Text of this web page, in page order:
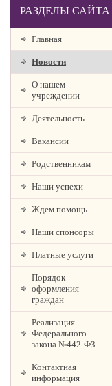
РАЗДЕЛЫ САЙТА
Главная
Новости
О нашем
учреждении
Деятельность
Вакансии
Родственникам
Наши успехи
Ждем помощь
Наши спонсоры
Платные услуги
Порядок
оформления
граждан
Реализация
Федерального
закона №442-ФЗ
Контактная
информация